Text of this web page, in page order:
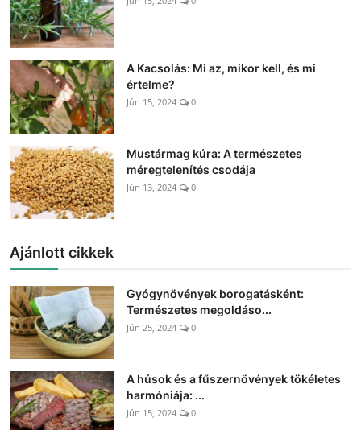
A Kacsolás: Mi az, mikor kell, és mi
értelme?
Jún 15, 2024 0
Mustármag kúra: A természetes
méregtelenítés csodája
Jún 13, 2024 0
Ajánlott cikkek
Gyógynövények borogatásként:
Természetes megoldáso...
Jún 25, 2024 0
A húsok és a fűszernövények tökéletes
harmóniája: ...
Jún 15, 2024 0